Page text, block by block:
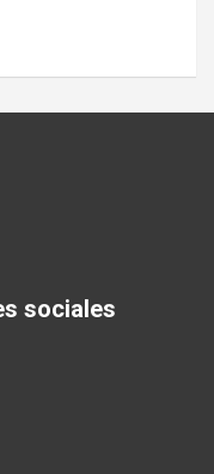
sociales